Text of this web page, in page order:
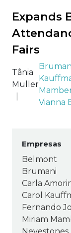
Expands
Fairs
Tânia
Muller
Vianna
Empresas
Belmont
Brumani
Carla
Carol
Fernando
Miriam